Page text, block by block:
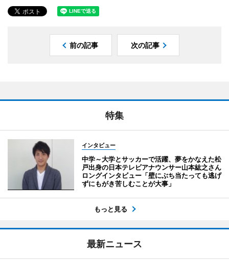
前の記事 次の記事
特集
インタビュー
中学～大学とサッカーで活躍、夢をかなえた松
戸出身の日本テレビアナウンサー山本紘之さん
ロングインタビュー「壁にぶち当たっても逃げ
ずにもがき苦しむことが大事」
もっと見る
最新ニュース